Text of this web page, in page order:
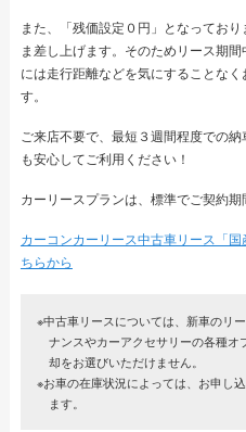
また、「残価設定０円」となってお
ま差し上げます。そのためリース期
には走行距離などを気にすることな
す。
ご来店不要で、最短３週間程度での
も安心してご利用ください！
カーリースプランは、標準でご契約期
カーコンカーリース中古車リース「
ちらから
※中古車リースについては、新車のリ
ナンスやカーアクセサリーの各種
却をお選びいただけません。
※お車の在庫状況によっては、お申し
ます。